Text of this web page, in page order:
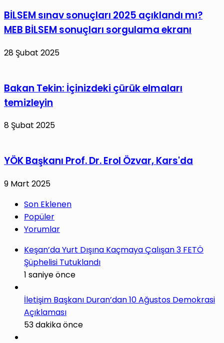
BİLSEM sınav sonuçları 2025 açıklandı mı?
MEB BİLSEM sonuçları sorgulama ekranı
28 Şubat 2025
Bakan Tekin: İçinizdeki çürük elmaları
temizleyin
8 Şubat 2025
YÖK Başkanı Prof. Dr. Erol Özvar, Kars'da
9 Mart 2025
Son Eklenen
Popüler
Yorumlar
Keşan’da Yurt Dışına Kaçmaya Çalışan 3 FETÖ
Şüphelisi Tutuklandı
1 saniye önce
İletişim Başkanı Duran’dan 10 Ağustos Demokrasi
Açıklaması
53 dakika önce